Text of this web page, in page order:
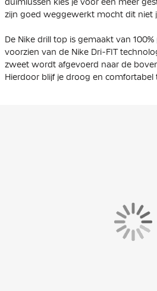
zijn goed weggewerkt mocht dit niet
De Nike drill top is gemaakt van
voorzien van de Nike Dri-FIT
zweet wordt afgevoerd naar de
Hierdoor blijf je droog en comfortabel